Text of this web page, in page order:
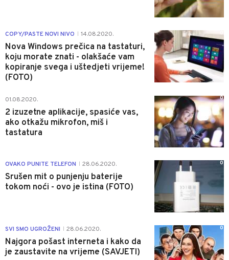
COPY/PASTE NOVI NIVO 14.08.2020.
Nova Windows prečica na tastaturi,
koju morate znati - olakšaće vam
kopiranje svega i uštedjeti vrijeme!
(FOTO)
0
01.08.2020.
2 izuzetne aplikacije, spasiće vas,
ako otkažu mikrofon, miš i
tastatura
0
OVAKO PUNITE TELEFON 28.06.2020.
Srušen mit o punjenju baterije
tokom noći - ovo je istina (FOTO)
0
SVI SMO UGROŽENI 28.06.2020.
Najgora pošast interneta i kako da
je zaustavite na vrijeme (SAVJETI)
0